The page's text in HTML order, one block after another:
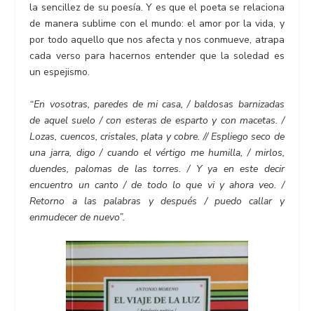
la sencillez de su poesía. Y es que el poeta se relaciona
de manera sublime con el mundo: el amor por la vida, y
por todo aquello que nos afecta y nos conmueve, atrapa
cada verso para hacernos entender que la soledad es
un espejismo.
“En vosotras, paredes de mi casa, / baldosas barnizadas
de aquel suelo / con esteras de esparto y con macetas. /
Lozas, cuencos, cristales, plata y cobre. // Espliego seco de
una jarra, digo / cuando el vértigo me humilla, / mirlos,
duendes, palomas de las torres. / Y ya en este decir
encuentro un canto / de todo lo que vi y ahora veo. /
Retorno a las palabras y después / puedo callar y
enmudecer de nuevo”.